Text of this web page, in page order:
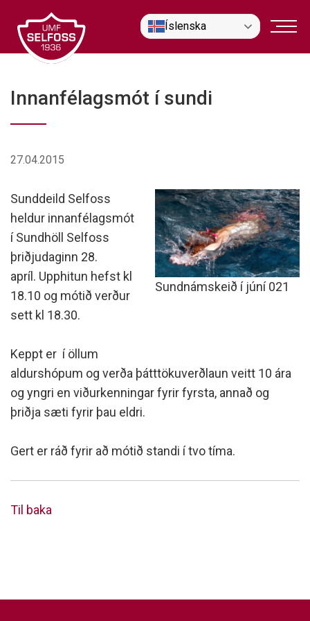
efni
Íslenska
Innanfélagsmót í sundi
27.04.2015
Sundnámskeið í júní 021
Sunddeild Selfoss
heldur innanfélagsmót
í Sundhöll Selfoss
þriðjudaginn 28.
apríl. Upphitun hefst kl
18.10 og mótið verður
sett kl 18.30.
Keppt er í öllum
aldurshópum og verða þátttökuverðlaun veitt 10 ára
og yngri en viðurkenningar fyrir fyrsta, annað og
þriðja sæti fyrir þau eldri.
Gert er ráð fyrir að mótið standi í tvo tíma.
Til baka